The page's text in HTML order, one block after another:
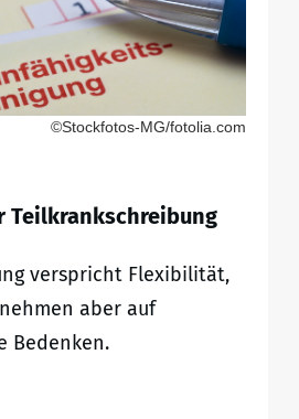
©Stockfotos-MG/fotolia.com
Teilkrankschreibung
verspricht Flexibilität,
aber auf
Bedenken.